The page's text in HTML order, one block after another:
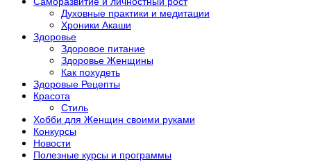
Духовные практики и медитации
Хроники Акаши
Здоровье
Здоровое питание
Здоровье Женщины
Как похудеть
Здоровые Рецепты
Красота
Стиль
Хобби для Женщин своими руками
Конкурсы
Новости
Полезные курсы и программы